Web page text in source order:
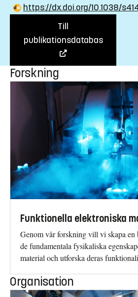
https://dx.doi.org/10.1038/
Till
publikationsdatabas
Forskning
Funktionella elektroniska
Genom vår forskning vill vi skapa en
de fundamentala fysikaliska
material och utforska deras
Organisation